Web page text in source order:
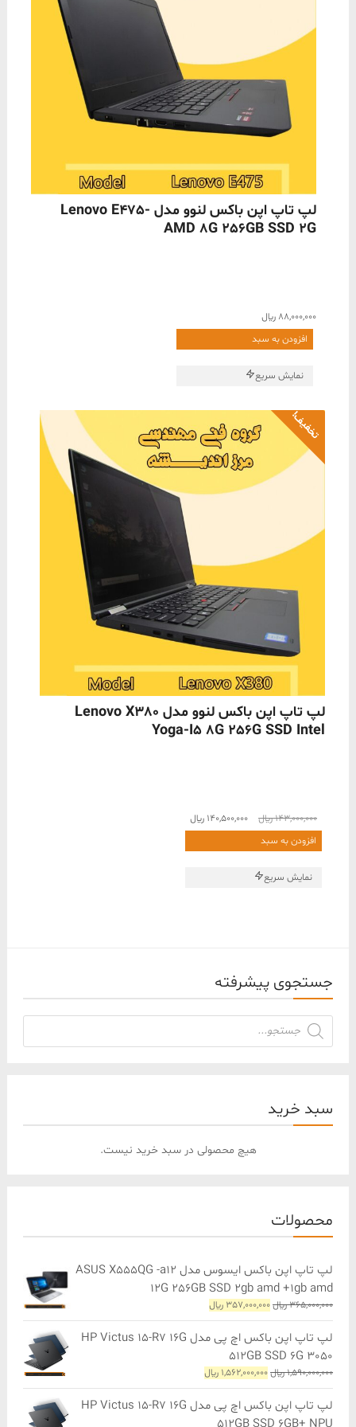
ناموجود
لپ تاپ اپن باکس لنوو مدل Lenovo E475-
AMD 8G 256GB SSD 2G
88,000,000 ﷼
افزودن به سبد
نمایش سریع
تخفیف!
ناموجود
لپ تاپ اپن باکس لنوو مدل Lenovo X380
Yoga-I5 8G 256G SSD Intel
143,000,000﷼
قیمت
اصلی
140,500,000 ﷼قیمت
فعلی
افزودن به سبد
نمایش سریع
جستجوی پیشرفته
جستجوی
محصولات
سبد خرید
هیچ محصولی در سبد خرید نیست.
محصولات
لپ تاپ اپن باکس ایسوس مدل ASUS X555QG -a12
12G 256GB SSD 2gb amd +1gb amd
365,000,000﷼قیمت
اصلی
بود.
357,000,000 ﷼قیمت
فعلی
357,000,000 ﷼
است.
لپ تاپ اپن باکس اچ پی مدل HP Victus 15-R7 16G
512GB SSD 6G 3050
1,590,000,000﷼قیمت
اصلی
بود.
1,562,000,000 ﷼قیمت
فعلی
1,562,000,000 ﷼
است.
لپ تاپ اپن باکس اچ پی مدل HP Victus 15-R7 16G